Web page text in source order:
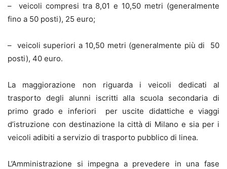
– veicoli compresi tra 8,01 e 10,50 metri (generalmente
fino a 50 posti), 25 euro;
– veicoli superiori a 10,50 metri (generalmente più di 50
posti), 40 euro.
La maggiorazione non riguarda i veicoli dedicati al
trasporto degli alunni iscritti alla scuola secondaria di
primo grado e inferiori per uscite didattiche e viaggi
d’istruzione con destinazione la città di Milano e sia per i
veicoli adibiti a servizio di trasporto pubblico di linea.
L’Amministrazione si impegna a prevedere in una fase